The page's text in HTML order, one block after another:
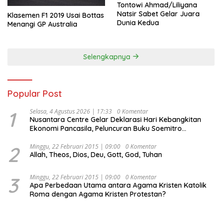
Klasemen F1 2019 Usai Bottas
Menangi GP Australia
Tontowi Ahmad/Liliyana
Natsir Sabet Gelar Juara
Dunia Kedua
Selengkapnya
Popular Post
1 Selasa, 4 Agustus 2026 | 17:33 0 Komentar
Nusantara Centre Gelar Deklarasi Hari Kebangkitan
Ekonomi Pancasila, Peluncuran Buku Soemitro
Ekonomi Politik Indonesia) & Simposium Nasional
“Urgensi Undang-Undang Perekonomian Nasional dan
Indonesia Emas 2045”,
2 Minggu, 22 Februari 2015 | 09:00 0 Komentar
Allah, Theos, Dios, Deu, Gott, God, Tuhan
3 Minggu, 22 Februari 2015 | 09:00 0 Komentar
Apa Perbedaan Utama antara Agama Kristen Katolik
Roma dengan Agama Kristen Protestan?